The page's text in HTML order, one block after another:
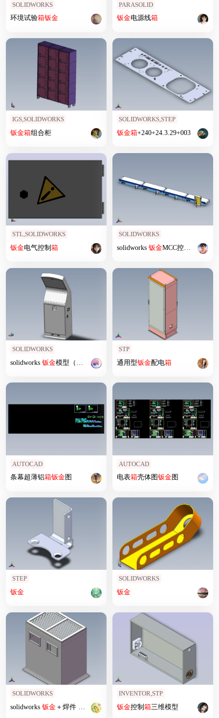
SOLIDWORKS
环境试验箱钣金
PARASOLID
钣金电源线箱
IGS,SOLIDWORKS
钣金箱组合柜
SOLIDWORKS,STEP
钣金箱+240+24.3.29+003
STL,SOLIDWORKS
钣金电气控制箱
SOLIDWORKS
solidworks 钣金MCC控制
SOLIDWORKS
solidworks 钣金模型（乐捐 箱
STP
通用型钣金配电箱
AUTOCAD
条幕超薄铝箱钣金图
AUTOCAD
电表箱壳体图钣金图
STEP
钣金
SOLIDWORKS
钣金
SOLIDWORKS
solidworks 钣金 ＋焊件 垃圾 箱
INVENTOR,STP
钣金控制箱三维模型